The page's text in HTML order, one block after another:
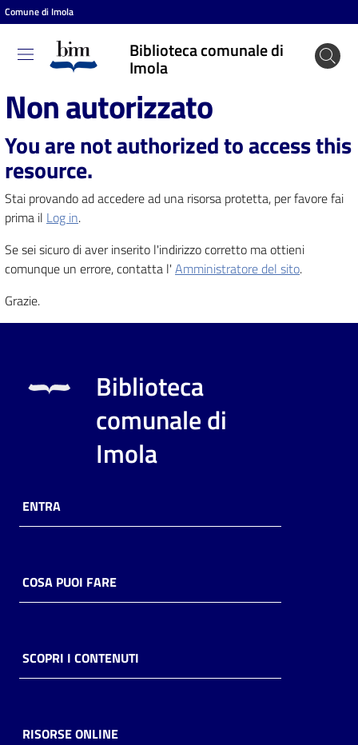
Vai al contenuto
Vai alla navigazione
Vai al footer
Comune di Imola
Biblioteca comunale di
Imola
Biblioteca
comunale
di Imola
Entra
Cosa
puoi
fare
contenuti
Casa
Piani
Archivio
storico
Non autorizzato
You are not authorized to access this
resource.
Stai provando ad accedere ad una risorsa protetta, per favore fai
prima il Log in.
Se sei sicuro di aver inserito l'indirizzo corretto ma ottieni
comunque un errore, contatta l' Amministratore del sito.
Grazie.
Biblioteca
comunale di
Imola
ENTRA
COSA PUOI FARE
SCOPRI I CONTENUTI
RISORSE ONLINE